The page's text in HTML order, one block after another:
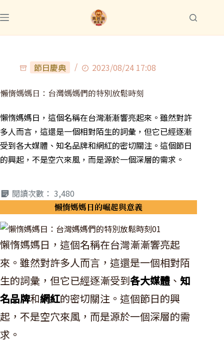
節日慶典 2023/08/24 17:08
懶惰媽媽日：台灣媽媽們的特別放鬆時刻
懶惰媽媽日，這個名稱在台灣漸漸響亮起來。雖然對許
多人而言，這還是一個相對陌生的詞彙，但它已經逐漸
受到各大媒體、知名品牌和網紅的密切關注。這個節日
的興起，不是空穴來風，而是源於一個深層的需求。
閱讀次數： 3,480
懶惰媽媽日的崛起與意義
懶惰媽媽日，這個名稱在台灣漸漸響亮起
來。雖然對許多人而言，這還是一個相對陌
生的詞彙，但它已經逐漸受到各大媒體 、 知
名品牌和網紅的密切關注。這個節日的興
起，不是空穴來風，而是源於一個深層的需
求。